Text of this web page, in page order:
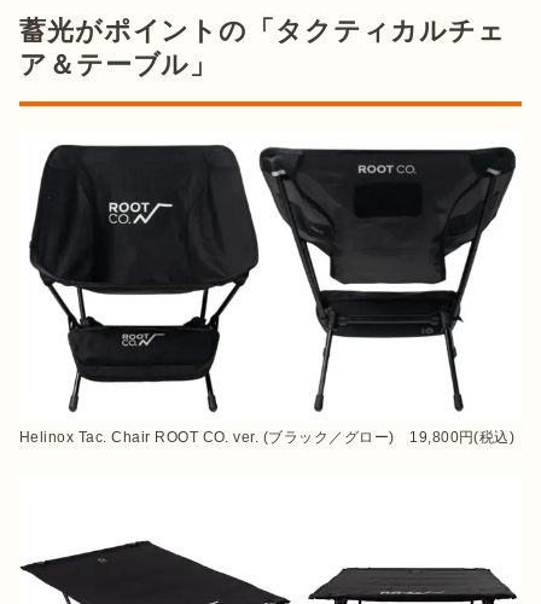
蓄光がポイントの「タクティカルチェ
ア＆テーブル」
Helinox Tac. Chair ROOT CO. ver. (ブラック／グロー)　19,800円(税込)